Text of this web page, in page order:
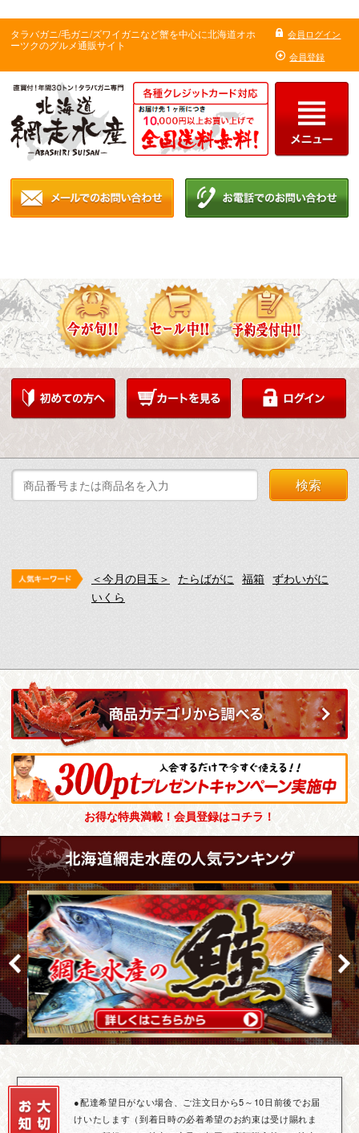
タラバガニ/毛ガニ/ズワイガニなど蟹を中心に北海道オホ
ーツクのグルメ通販サイト
会員ログイン
会員登録
検索
＜今月の目玉＞ たらばがに 福箱 ずわいがに
いくら
お得な特典満載！会員登録はコチラ！
●配達希望日がない場合、ご注文日から5～10日前後でお届
けいたします（到着日時の必着希望のお約束は受け賜れま